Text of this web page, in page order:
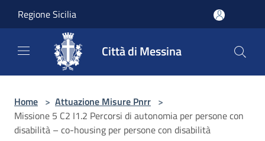
Regione Sicilia
Città di Messina
Home > Attuazione Misure Pnrr >
Missione 5 C2 I1.2 Percorsi di autonomia per persone con
disabilità – co-housing per persone con disabilità